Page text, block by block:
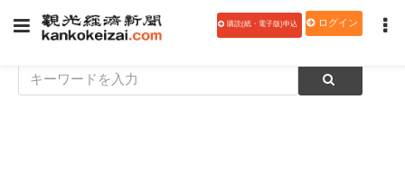
購読(紙・電子版)申込 ログイン